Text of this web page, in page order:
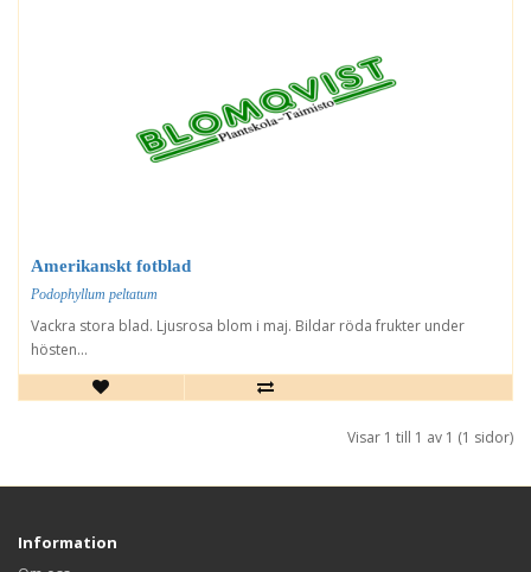
Amerikanskt fotblad
Podophyllum peltatum
Vackra stora blad. Ljusrosa blom i maj. Bildar röda frukter under
hösten...
Visar 1 till 1 av 1 (1 sidor)
Information